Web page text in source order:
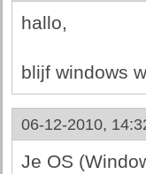
hallo,
blijf windows
06-12-2010,
Je OS